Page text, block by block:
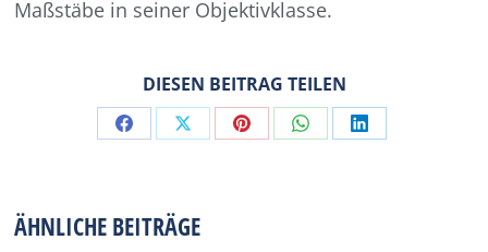
Maßstäbe in seiner Objektivklasse.
DIESEN BEITRAG TEILEN
Share Share Share Share Share
ÄHNLICHE BEITRÄGE